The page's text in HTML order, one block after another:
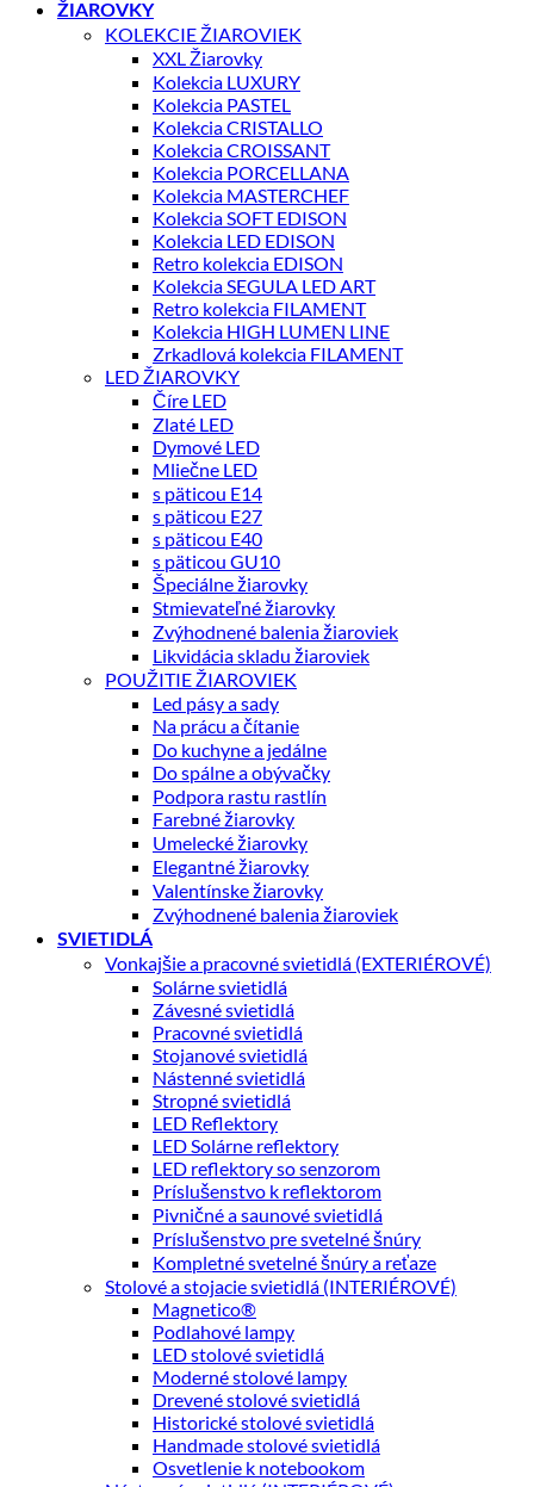
ŽIAROVKY
KOLEKCIE ŽIAROVIEK
XXL Žiarovky
Kolekcia LUXURY
Kolekcia PASTEL
Kolekcia CRISTALLO
Kolekcia CROISSANT
Kolekcia PORCELLANA
Kolekcia MASTERCHEF
Kolekcia SOFT EDISON
Kolekcia LED EDISON
Retro kolekcia EDISON
Kolekcia SEGULA LED ART
Retro kolekcia FILAMENT
Kolekcia HIGH LUMEN LINE
Zrkadlová kolekcia FILAMENT
LED ŽIAROVKY
Číre LED
Zlaté LED
Dymové LED
Mliečne LED
s päticou E14
s päticou E27
s päticou E40
s päticou GU10
Špeciálne žiarovky
Stmievateľné žiarovky
Zvýhodnené balenia žiaroviek
Likvidácia skladu žiaroviek
POUŽITIE ŽIAROVIEK
Led pásy a sady
Na prácu a čítanie
Do kuchyne a jedálne
Do spálne a obývačky
Podpora rastu rastlín
Farebné žiarovky
Umelecké žiarovky
Elegantné žiarovky
Valentínske žiarovky
Zvýhodnené balenia žiaroviek
SVIETIDLÁ
Vonkajšie a pracovné svietidlá (EXTERIÉROVÉ)
Solárne svietidlá
Závesné svietidlá
Pracovné svietidlá
Stojanové svietidlá
Nástenné svietidlá
Stropné svietidlá
LED Reflektory
LED Solárne reflektory
LED reflektory so senzorom
Príslušenstvo k reflektorom
Pivničné a saunové svietidlá
Príslušenstvo pre svetelné šnúry
Kompletné svetelné šnúry a reťaze
Stolové a stojacie svietidlá (INTERIÉROVÉ)
Magnetico®
Podlahové lampy
LED stolové svietidlá
Moderné stolové lampy
Drevené stolové svietidlá
Historické stolové svietidlá
Handmade stolové svietidlá
Osvetlenie k notebookom